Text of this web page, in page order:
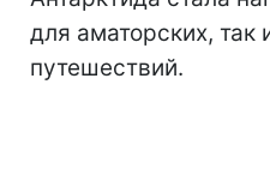
для аматорских,
путешествий.